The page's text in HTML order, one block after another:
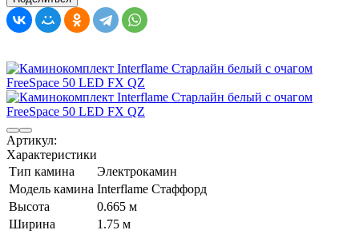
Артикул:
Характеристики
Тип камина
Электрокамин
Модель камина Interflame Стаффорд
Высота
0.665 м
Ширина
1.75 м